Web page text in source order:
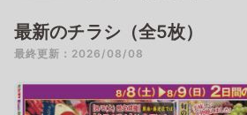
最新のチラシ（全5枚）
最終更新：2026/08/08